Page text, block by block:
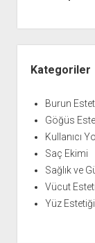
Menü
Kategoriler
Burun
Göğüs
Kullanıcı
Saç Ekimi
Sağlık ve
Vücut
Yüz Estetiği